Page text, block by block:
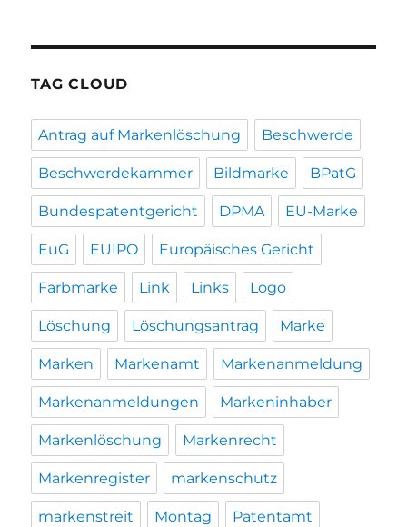
TAG CLOUD
Antrag auf Markenlöschung Beschwerde
Beschwerdekammer Bildmarke BPatG
Bundespatentgericht DPMA EU-Marke
EuG EUIPO Europäisches Gericht
Farbmarke Link Links Logo
Löschung Löschungsantrag Marke
Marken Markenamt Markenanmeldung
Markenanmeldungen Markeninhaber
Markenlöschung Markenrecht
Markenregister markenschutz
markenstreit Montag Patentamt